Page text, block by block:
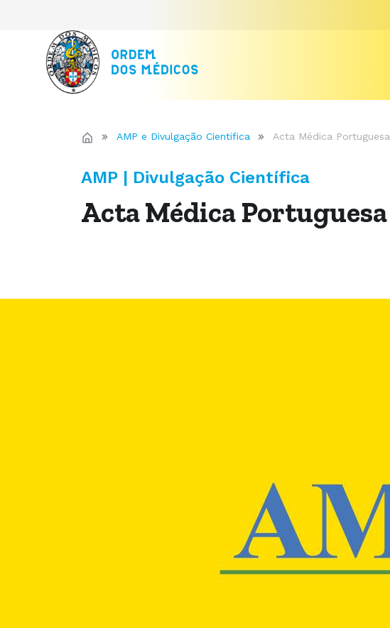
AMP e Divulgação Cientifica Acta Médica Portuguesa
AMP | Divulgação Científica
Acta Médica Portuguesa